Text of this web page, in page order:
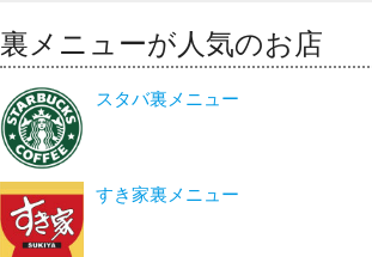
裏メニューが人気のお店
スタバ裏メニュー
すき家裏メニュー